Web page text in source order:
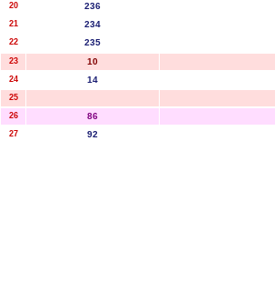
20
236
21
234
22
235
23
10
24
14
25
26
86
27
92